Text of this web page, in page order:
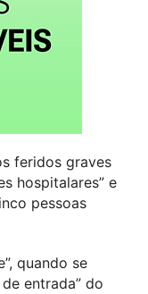
feridos graves
hospitalares” e
pessoas
quando se
entrada” do